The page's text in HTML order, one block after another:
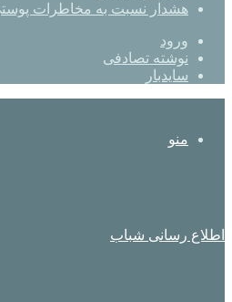
هشدار نسبت به مخاطرات
ورود
نوشته تصادفی
سایدبار
منو
اطلاع رسانی شباب